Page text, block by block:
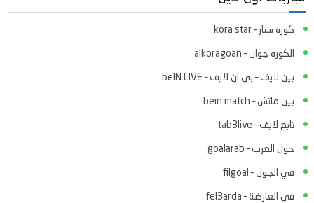
كورة ستار – kora star
الكوره جوان – alkoragoan
بين لايف – بي ان لايف – beIN LIVE
بين ماتش – bein match
تابع لايف – tab3live
جول العرب – goalarab
في الجول – filgoal
في العارضة – fel3arda